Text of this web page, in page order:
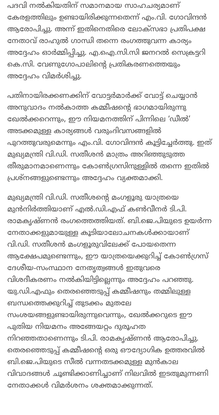
പദവി നൽകിയതിന് സമാനമായ സാഹചര്യമാണ്
കേരളത്തിലും ഉണ്ടായിരിക്കുന്നതെന്ന് എം.വി. ഗോവിന്ദൻ
ആരോപിച്ചു. അന്ന് ഇതിനെതിരെ ലോക്സഭാ പ്രതിപക്ഷ
നേതാവ് രാഹുൽ ഗാന്ധി തന്നെ രംഗത്തുവന്ന കാര്യം
അദ്ദേഹം ഓർമ്മിപ്പിച്ചു. എ.ഐ.സി.സി ജനറൽ സെക്രട്ടറി
കെ.സി. വേണുഗോപാലിന്റെ പ്രതികരണത്തെയും
അദ്ദേഹം വിമർശിച്ചു.
​പതിനായിരക്കണക്കിന് വോട്ടർമാർക്ക് വോട്ട് ചെയ്യാൻ
അനുവാദം നൽകാത്ത കമ്മീഷന്റെ ഭാഗമായിരുന്നു
ഖേൽക്കറെന്നും, ഈ നിയമനത്തിന് പിന്നിലെ ‘ഡീൽ’
അടക്കമുള്ള കാര്യങ്ങൾ വരുംദിവസങ്ങളിൽ
പുറത്തുവരുമെന്നും എം.വി. ഗോവിന്ദൻ കൂട്ടിച്ചേർത്തു. ഇത്
മുഖ്യമന്ത്രി വി.ഡി. സതീശൻ മാത്രം അറിഞ്ഞുടുത്ത
തീരുമാനമാണെന്നും കോൺഗ്രസിനുള്ളിൽ തന്നെ ഇതിൽ
പ്രശ്നങ്ങളുണ്ടെന്നും അദ്ദേഹം വ്യക്തമാക്കി.
​മുഖ്യമന്ത്രി വി.ഡി. സതീശന്റെ മംഗളൂരു യാത്രയെ
മുൻനിർത്തിയാണ് എൽ.ഡി.എഫ് കൺവീനർ ടി.പി.
രാമകൃഷ്ണൻ രംഗത്തെത്തിയത്. ബി.ജെ.പിയുടെ ഉയർന്ന
നേതാക്കളുമായുള്ള കൂടിയാലോചനകൾക്കായാണ്
വി.ഡി. സതീശൻ മംഗളൂരുവിലേക്ക് പോയതെന്ന
ആക്ഷേപമുണ്ടെന്നും, ഈ യാത്രയെക്കുറിച്ച് കോൺഗ്രസ്
ദേശീയ-സംസ്ഥാന നേതൃത്വങ്ങൾ ഇതുവരെ
വിശദീകരണം നൽകിയിട്ടില്ലെന്നും അദ്ദേഹം പറഞ്ഞു.
യു.ഡി.എഫും തെരഞ്ഞെടുപ്പ് കമ്മീഷനും തമ്മിലുള്ള
ബന്ധത്തെക്കുറിച്ച് തുടക്കം മുതലേ
സംശയങ്ങളുണ്ടായിരുന്നുവെന്നും, ഖേൽക്കറുടെ ഈ
പുതിയ നിയമനം അങ്ങേയറ്റം ദുരൂഹത
നിറഞ്ഞതാണെന്നും ടി.പി. രാമകൃഷ്ണൻ ആരോപിച്ചു.
തെരഞ്ഞെടുപ്പ് കമ്മീഷന്റെ ഒരു ഔദ്യോഗിക ഉത്തരവിൽ
ബി.ജെ.പിയുടെ സീൽ വന്നതടക്കമുള്ള മുൻകാല
വിവാദങ്ങൾ ചൂണ്ടിക്കാണിച്ചാണ് നിലവിൽ ഇടതുമുന്നണി
നേതാക്കൾ വിമർശനം ശക്തമാക്കുന്നത്.